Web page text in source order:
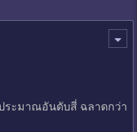
ระมาณอันดับสี่ ฉลาดกว่า